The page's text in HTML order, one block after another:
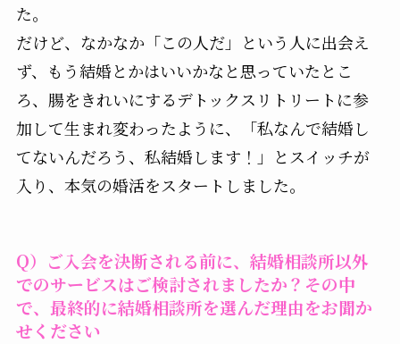
た。
だけど、なかなか「この人だ」という人に出会え
ず、もう結婚とかはいいかなと思っていたとこ
ろ、腸をきれいにするデトックスリトリートに参
加して生まれ変わったように、「私なんで結婚し
てないんだろう、私結婚します！」とスイッチが
入り、本気の婚活をスタートしました。
Q）ご入会を決断される前に、結婚相談所以外
でのサービスはご検討されましたか？その中
で、最終的に結婚相談所を選んだ理由をお聞か
せください